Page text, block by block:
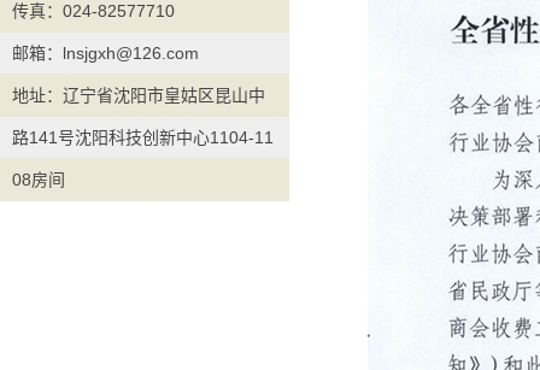
传真：024-82577710
邮箱：lnsjgxh@126.com
地址：辽宁省沈阳市皇姑区昆山中
路141号沈阳科技创新中心1104-11
08房间